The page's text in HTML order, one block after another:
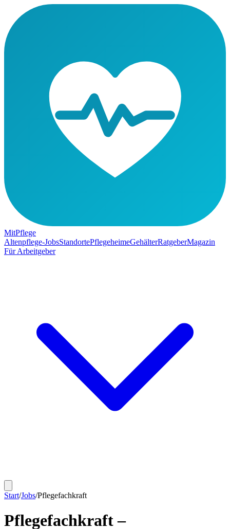
MitPflege
Altenpflege-JobsStandortePflegeheimeGehälterRatgeberMagazin
Für Arbeitgeber
Start/Jobs/Pflegefachkraft
Pflegefachkraft–